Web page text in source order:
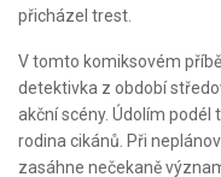
přicházel trest.
V tomto komiksovém
detektivka z období
akční scény. Údolím
rodina cikánů. Při
zasáhne nečekaně